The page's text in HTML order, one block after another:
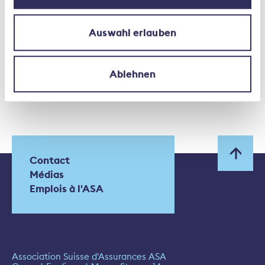
Auswahl erlauben
Ablehnen
Contact
Médias
Emplois à l'ASA
Association Suisse d'Assurances ASA